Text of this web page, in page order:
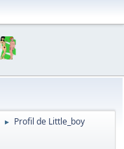
► Profil de Little_boy